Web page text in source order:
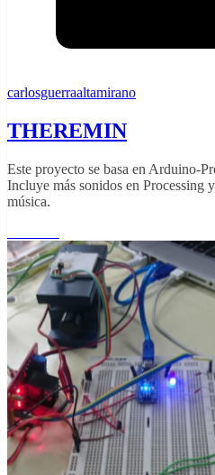
carlosguerraaltamirano
THEREMIN
Este proyecto se basa en Arduino-
Incluye más sonidos en Processing
música.